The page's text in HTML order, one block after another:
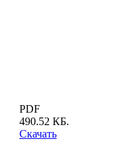
PDF
490.52 КБ.
Скачать